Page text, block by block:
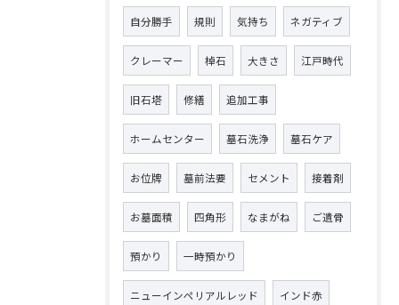
自分勝手 規則 気持ち ネガティブ
クレーマー 棹石 大きさ 江戸時代
旧石塔 修繕 追加工事
ホームセンター 墓石洗浄 墓石ケア
お位牌 墓前法要 セメント 接着剤
お墓面積 四角形 なまがね ご遺骨
預かり 一時預かり
ニューインペリアルレッド インド赤